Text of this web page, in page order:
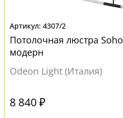
4307/2
Потолочная люстра
модерн
Odeon Light (Италия)
8 840 ₽